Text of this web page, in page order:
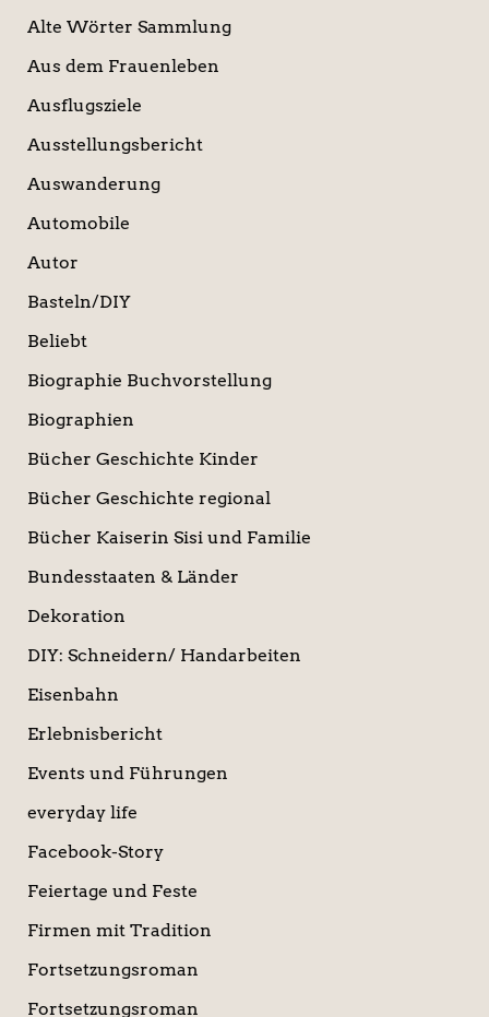
Alte Wörter Sammlung
Aus dem Frauenleben
Ausflugsziele
Ausstellungsbericht
Auswanderung
Automobile
Autor
Basteln/DIY
Beliebt
Biographie Buchvorstellung
Biographien
Bücher Geschichte Kinder
Bücher Geschichte regional
Bücher Kaiserin Sisi und Familie
Bundesstaaten & Länder
Dekoration
DIY: Schneidern/ Handarbeiten
Eisenbahn
Erlebnisbericht
Events und Führungen
everyday life
Facebook-Story
Feiertage und Feste
Firmen mit Tradition
Fortsetzungsroman
Fortsetzungsroman